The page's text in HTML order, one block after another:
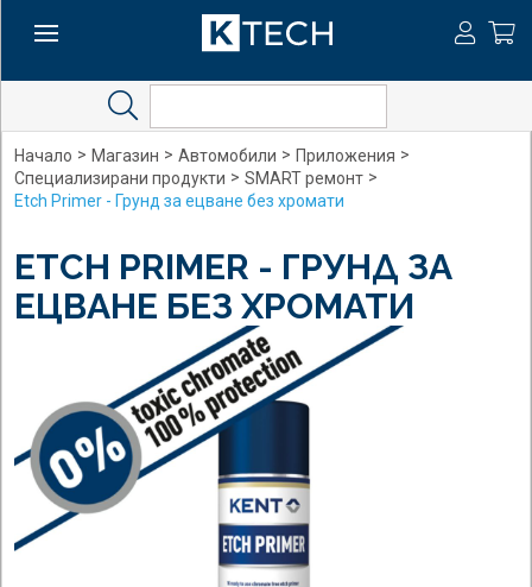
Начало > Магазин > Автомобили > Приложения >
Специализирани продукти > SMART ремонт >
Etch Primer - Грунд за ецване без хромати
ETCH PRIMER - ГРУНД ЗА
ЕЦВАНЕ БЕЗ ХРОМАТИ